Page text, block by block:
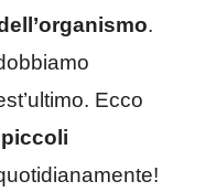
.
Ecco
piccoli